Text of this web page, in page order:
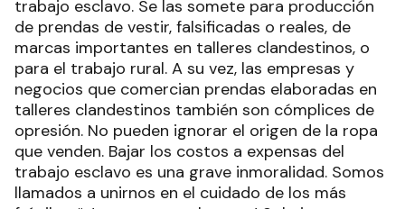
trabajo esclavo. Se las somete para producción
de prendas de vestir, falsificadas o reales, de
marcas importantes en talleres clandestinos, o
para el trabajo rural. A su vez, las empresas y
negocios que comercian prendas elaboradas en
talleres clandestinos también son cómplices de
opresión. No pueden ignorar el origen de la ropa
que venden. Bajar los costos a expensas del
trabajo esclavo es una grave inmoralidad. Somos
llamados a unirnos en el cuidado de los más